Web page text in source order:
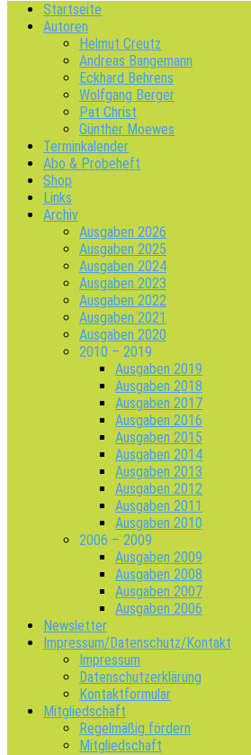
Startseite
Autoren
Helmut Creutz
Andreas Bangemann
Eckhard Behrens
Wolfgang Berger
Pat Christ
Günther Moewes
Terminkalender
Abo & Probeheft
Shop
Links
Archiv
Ausgaben 2026
Ausgaben 2025
Ausgaben 2024
Ausgaben 2023
Ausgaben 2022
Ausgaben 2021
Ausgaben 2020
2010 – 2019
Ausgaben 2019
Ausgaben 2018
Ausgaben 2017
Ausgaben 2016
Ausgaben 2015
Ausgaben 2014
Ausgaben 2013
Ausgaben 2012
Ausgaben 2011
Ausgaben 2010
2006 – 2009
Ausgaben 2009
Ausgaben 2008
Ausgaben 2007
Ausgaben 2006
Newsletter
Impressum/Datenschutz/Kontakt
Impressum
Datenschutzerklärung
Kontaktformular
Mitgliedschaft
Regelmäßig fördern
Mitgliedschaft